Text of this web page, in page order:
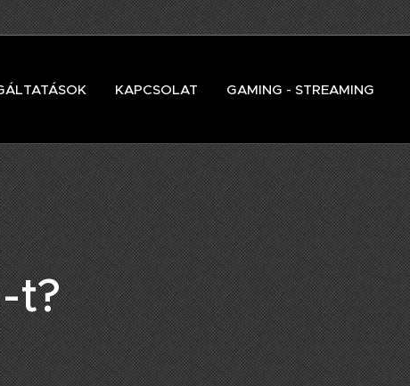
KAPCSOLAT GAMING - STREAMING
t?